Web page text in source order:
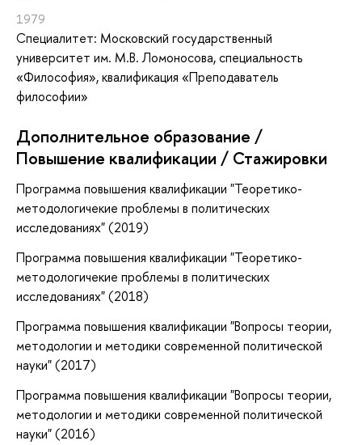
1979
Специалитет: Московский государственный
университет им. М.В. Ломоносова, специальность
«Философия», квалификация «Преподаватель
философии»
Дополнительное образование /
Повышение квалификации / Стажировки
Программа повышения квалификации "Теоретико-
методологичекие проблемы в политических
исследованиях" (2019)
Программа повышения квалификации "Теоретико-
методологичекие проблемы в политических
исследованиях" (2018)
Программа повышения квалификации "Вопросы теории,
методологии и методики современной политической
науки" (2017)
Программа повышения квалификации "Вопросы теории,
методологии и методики современной политической
науки" (2016)